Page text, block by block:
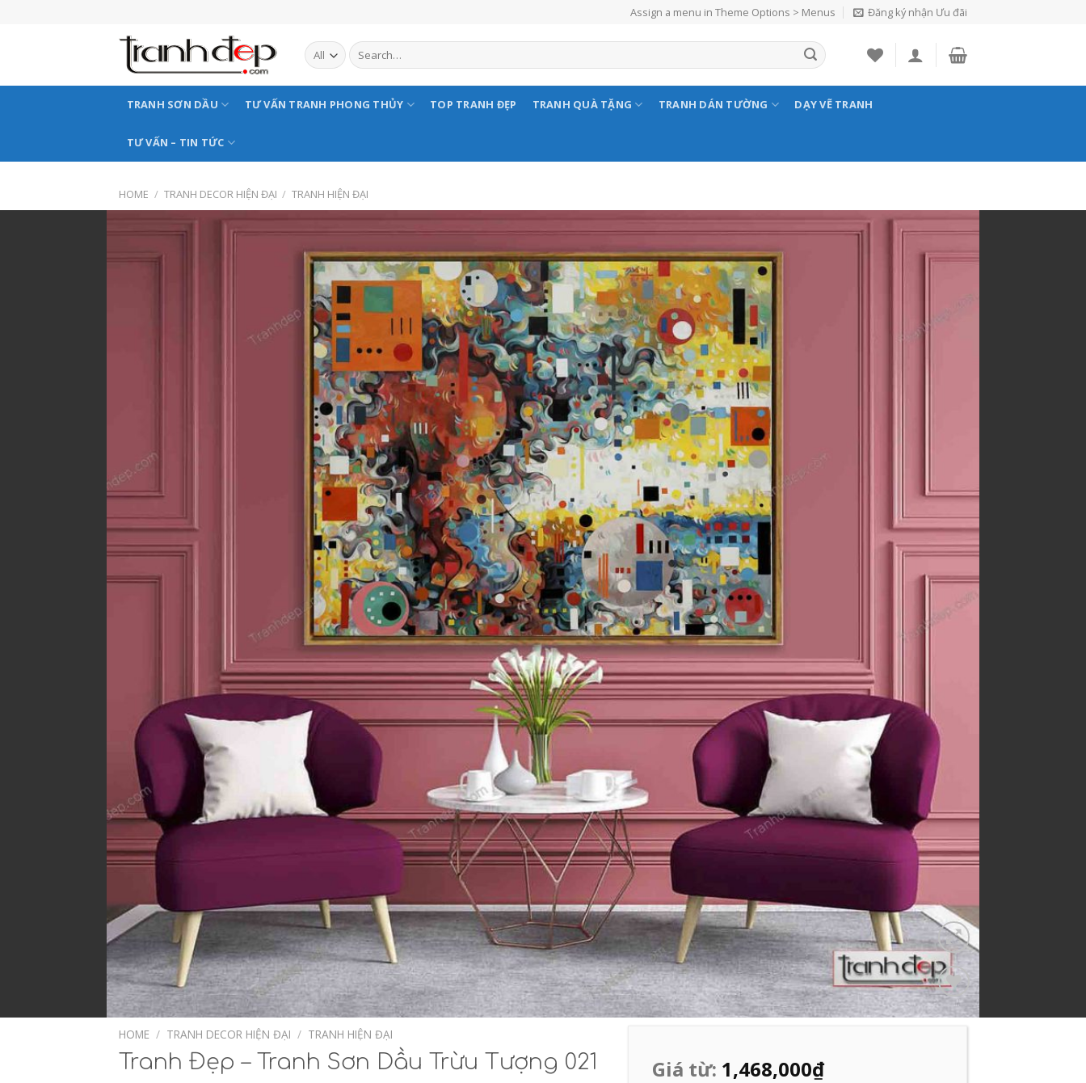
Assign a menu in Theme Options > Menus Đăng ký nhận Ưu đãi
TRANH SƠN DẦU TƯ VẤN TRANH PHONG THỦY TOP TRANH ĐẸP TRANH QUÀ TẶNG TRANH DÁN TƯỜNG DẠY VẼ TRANH
TƯ VẤN – TIN TỨC
HOME / TRANH DECOR HIỆN ĐẠI / TRANH HIỆN ĐẠI
Add to
HOME / TRANH DECOR HIỆN ĐẠI / TRANH HIỆN ĐẠI
Tranh Đẹp – Tranh Sơn Dầu Trừu Tượng 021 Giá từ: 1,468,000₫